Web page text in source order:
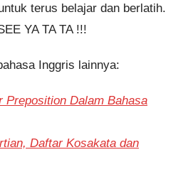
terus belajar dan berlatih.
YA TA TA !!!
Inggris lainnya:
Preposition Dalam Bahasa
Daftar Kosakata dan